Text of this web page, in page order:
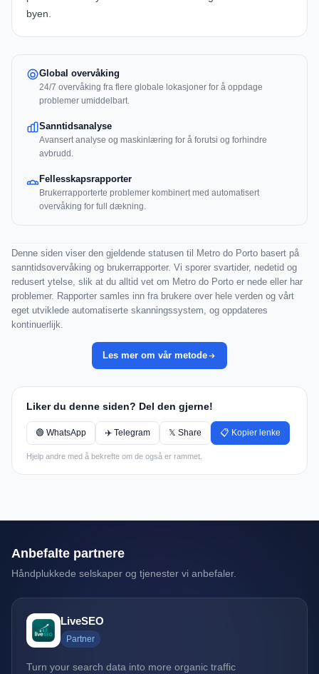
byen.
Global overvåking
24/7 overvåking fra flere globale lokasjoner for å oppdage
problemer umiddelbart.
Sanntidsanalyse
Avansert analyse og maskinlæring for å forutsi og forhindre
avbrudd.
Fellesskapsrapporter
Brukerrapporterte problemer kombinert med automatisert
overvåking for full dækning.
Denne siden viser den gjeldende statusen til Metro do Porto basert på
sanntidsovervåking og brukerrapporter. Vi sporer svartider, nedetid og
redusert ytelse, slik at du alltid vet om Metro do Porto er nede eller har
problemer. Rapporter samles inn fra brukere over hele verden og vårt
eget utviklede automatiserte skanningssystem, og oppdateres
kontinuerlijk.
Les mer om vår metode
Liker du denne siden? Del den gjerne!
🟢 WhatsApp ✈️ Telegram 𝕏 Share 📋 Kopier lenke
Hjelp andre med å bekrefte om de også er rammet.
Anbefalte partnere
Håndplukkede selskaper og tjenester vi anbefaler.
LiveSEO
Partner
Turn your search data into more organic traffic